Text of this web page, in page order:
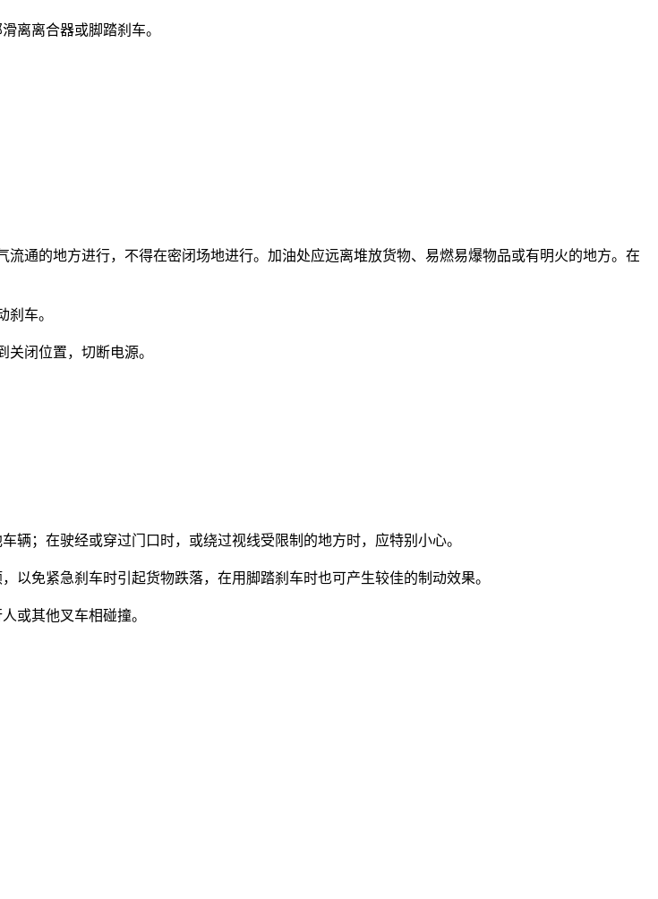
离离合器或脚踏刹车。
通的地方进行，不得在密闭场地进行。加油处应远离堆放货物、易燃易爆物品或有明火的地方。在
车。
闭位置，切断电源。
辆；在驶经或穿过门口时，或绕过视线受限制的地方时，应特别小心。
免紧急刹车时引起货物跌落，在用脚踏刹车时也可产生较佳的制动效果。
或其他叉车相碰撞。